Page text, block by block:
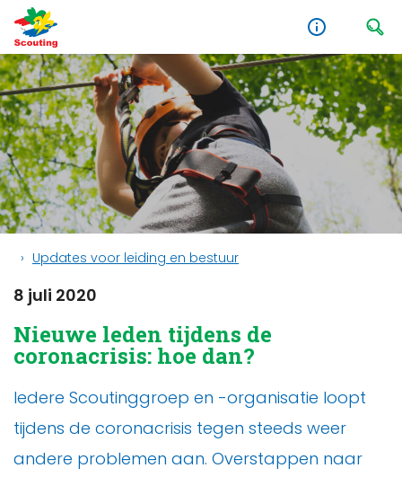
Updates voor leiding en bestuur
8 juli 2020
Nieuwe leden tijdens de
coronacrisis: hoe dan?
Iedere Scoutinggroep en -organisatie loopt
tijdens de coronacrisis tegen steeds weer
andere problemen aan. Overstappen naar